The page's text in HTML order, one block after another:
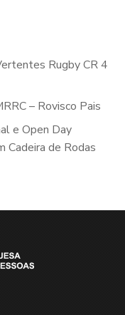
Rugby CR 4
– Rovisco Pais
e Open Day
Cadeira de Rodas